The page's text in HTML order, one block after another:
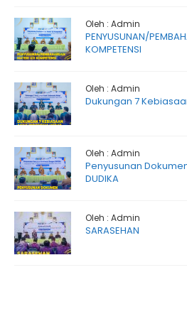
Oleh : Admin
PENYUSUNAN/
KOMPETENSI
Oleh : Admin
Dukungan 7
Oleh : Admin
Penyusunan
DUDIKA
Oleh : Admin
SARASEHAN